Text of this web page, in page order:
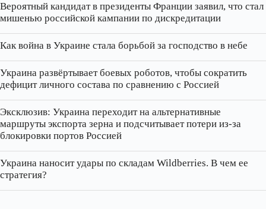
Вероятный кандидат в президенты Франции заявил, что стал
мишенью российской кампании по дискредитации
Как война в Украине стала борьбой за господство в небе
Украина развёртывает боевых роботов, чтобы сократить
дефицит личного состава по сравнению с Россией
Эксклюзив: Украина переходит на альтернативные
маршруты экспорта зерна и подсчитывает потери из‑за
блокировки портов Россией
Украина наносит удары по складам Wildberries. В чем ее
стратегия?